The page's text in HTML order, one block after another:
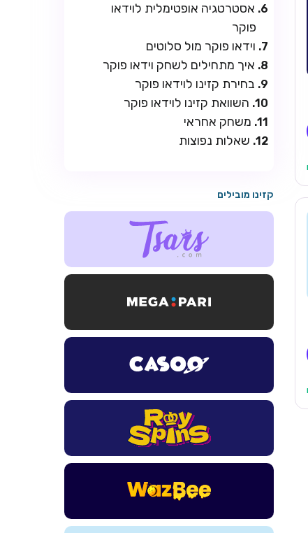
אסטרטגיה אופטימלית לוידאו
פוקר
וידאו פוקר מול סלוטים
איך מתחילים לשחק וידאו פוקר
בחירת קזינו לוידאו פוקר
השוואת קזינו לוידאו פוקר
משחק אחראי
שאלות נפוצות
קזינו מובילים